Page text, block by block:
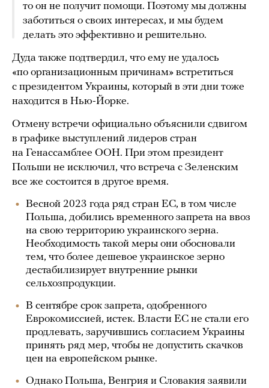
то он не получит помощи. Поэтому мы должны
заботиться о своих интересах, и мы будем
делать это эффективно и решительно.
Дуда также подтвердил, что ему не удалось
«по организационным причинам» встретиться
с президентом Украины, который в эти дни тоже
находится в Нью-Йорке.
Отмену встречи официально объяснили сдвигом
в графике выступлений лидеров стран
на Генассамблее ООН. При этом президент
Польши не исключил, что встреча с Зеленским
все же состоится в другое время.
Весной 2023 года ряд стран ЕС, в том числе
Польша, добились временного запрета на ввоз
на свою территорию украинского зерна.
Необходимость такой меры они обосновали
тем, что более дешевое украинское зерно
дестабилизирует внутренние рынки
сельхозпродукции.
В сентябре срок запрета, одобренного
Еврокомиссией, истек. Власти ЕС не стали его
продлевать, заручившись согласием Украины
принять ряд мер, чтобы не допустить скачков
цен на европейском рынке.
Однако Польша, Венгрия и Словакия заявили